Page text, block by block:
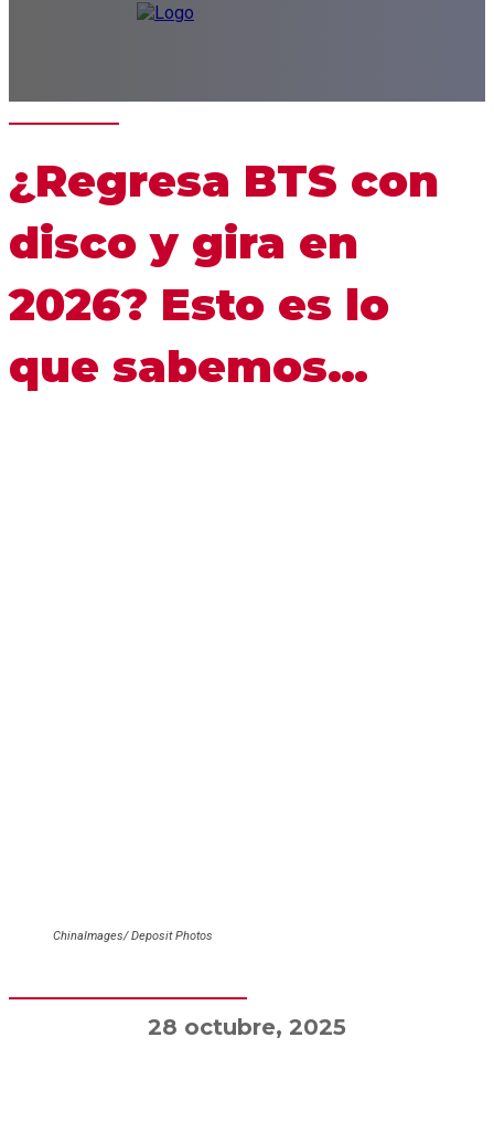
¿Regresa BTS con
disco y gira en
2026? Esto es lo
que sabemos…
ChinaImages/ Deposit Photos
28 octubre, 2025